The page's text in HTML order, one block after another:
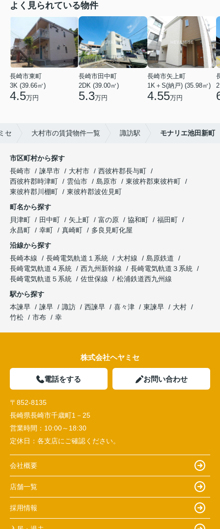
よく見られている物件
長崎市東町
3K (39.66㎡)
4.5万円
長崎市田中町
2DK (39.00㎡)
5.3万円
長崎市矢上町
1K＋S(納戸) (35.98㎡)
4.55万円
セ 大村市の賃貸物件一覧 諏訪駅 モナリエ池田新町
市区町村から探す
長崎市
諫早市 大村市
西彼杵郡長与町
西彼杵郡時津町
雲仙市 島原市
東彼杵郡東彼杵町
東彼杵郡川棚町
東彼杵郡波佐見町
町名から探す
貝津町
田中町 矢上町 富の原 協和町
福田町
永昌町
幸町 真崎町
多良見町化屋
沿線から探す
長崎本線
長崎電気軌道１系統 大村線
島原鉄道
長崎電気軌道４系統
西九州新幹線
長崎電気軌道３系統
長崎電気軌道５系統
佐世保線
松浦鉄道西九州線
駅から探す
本諫早
諫早 諏訪 西諫早 喜々津 東諫早
大村
竹松
市布 幸
株式会社ヘヤミセ
電話をする お問い合わせ
〒852-8135
長崎県長崎市千歳町1－25
営業時間： 10:00～18:30
定休日： 各支店にご確認ください。
会社概要
店舗一覧
採用情報